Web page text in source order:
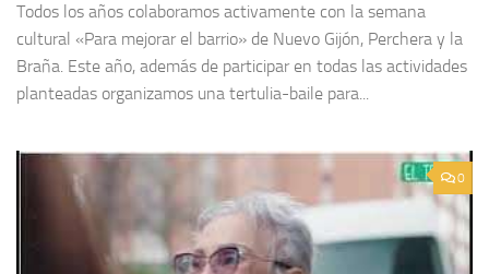
Todos los años colaboramos activamente con la semana
cultural «Para mejorar el barrio» de Nuevo Gijón, Perchera y la
Braña. Este año, además de participar en todas las actividades
planteadas organizamos una tertulia-baile para...
0